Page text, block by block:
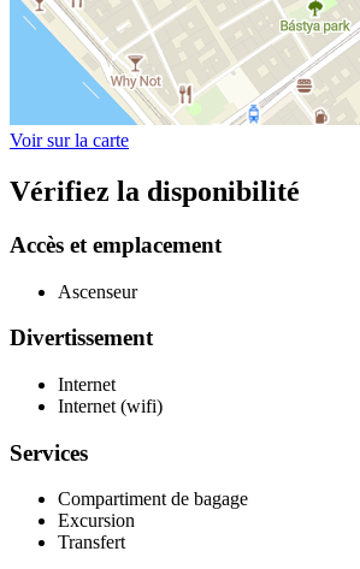
Voir sur la carte
Vérifiez la disponibilité
Accès et emplacement
Ascenseur
Divertissement
Internet
Internet (wifi)
Services
Compartiment de bagage
Excursion
Transfert